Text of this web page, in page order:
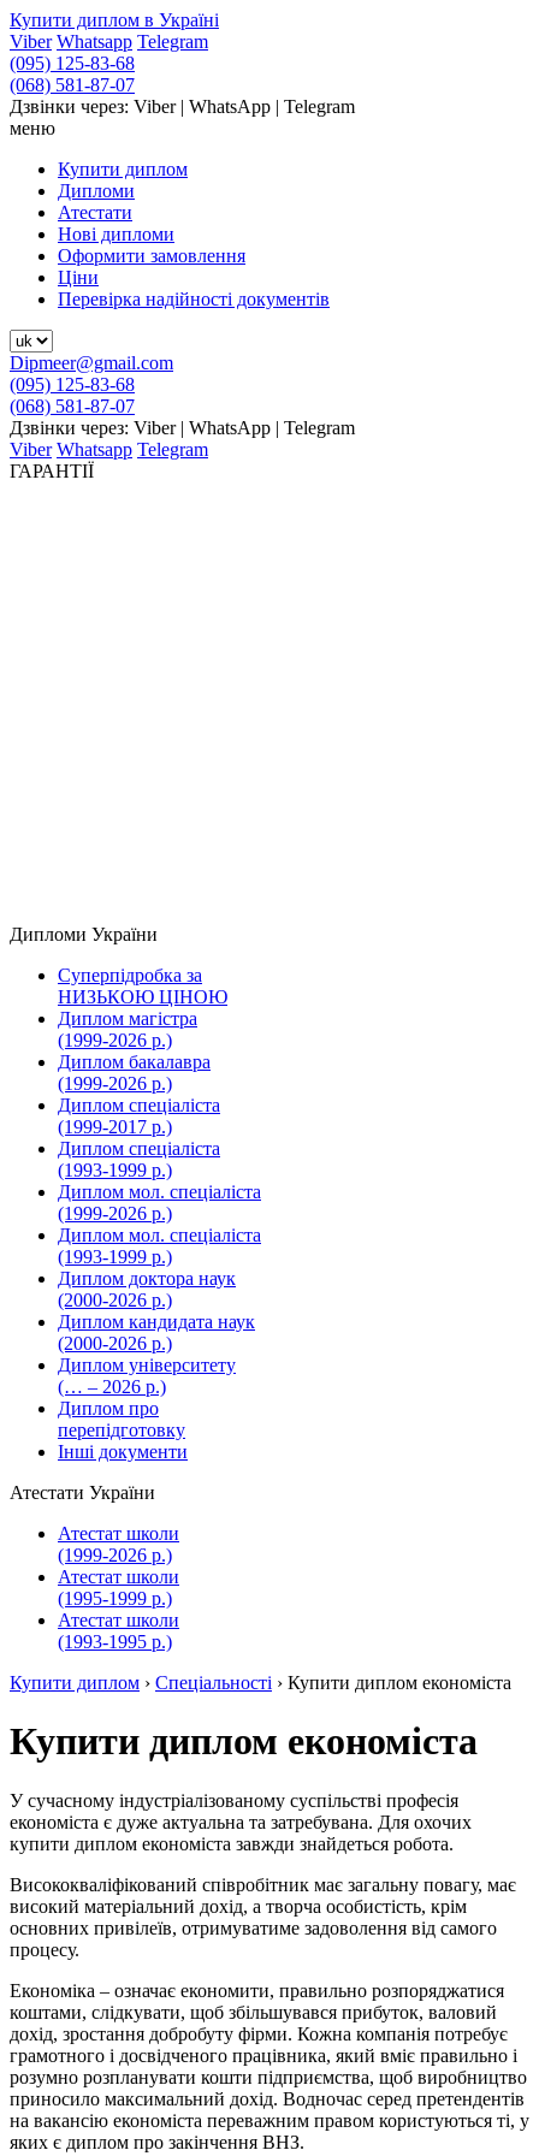
Купити диплом в Україні
Viber Whatsapp Telegram
(095) 125-83-68
(068) 581-87-07
Дзвінки через: Viber | WhatsApp | Telegram
меню
Купити диплом
Дипломи
Атестати
Нові дипломи
Оформити замовлення
Ціни
Перевірка надійності документів
Dipmeer@gmail.com
(095) 125-83-68
(068) 581-87-07
Дзвінки через: Viber | WhatsApp | Telegram
Viber Whatsapp Telegram
ГАРАНТІЇ
Дипломи України
Суперпідробка за
НИЗЬКОЮ ЦІНОЮ
Диплом магістра
(1999-2026 р.)
Диплом бакалавра
(1999-2026 р.)
Диплом спеціаліста
(1999-2017 р.)
Диплом спеціаліста
(1993-1999 р.)
Диплом мол. спеціаліста
(1999-2026 р.)
Диплом мол. спеціаліста
(1993-1999 р.)
Диплом доктора наук
(2000-2026 р.)
Диплом кандидата наук
(2000-2026 р.)
Диплом університету
(… – 2026 р.)
Диплом про
перепідготовку
Інші документи
Атестати України
Атестат школи
(1999-2026 р.)
Атестат школи
(1995-1999 р.)
Атестат школи
(1993-1995 р.)
Купити диплом › Спеціальності › Купити диплом економіста
Купити диплом економіста
У сучасному індустріалізованому суспільстві професія
економіста є дуже актуальна та затребувана. Для охочих
купити диплом економіста завжди знайдеться робота.
Висококваліфікований співробітник має загальну повагу, має
високий матеріальний дохід, а творча особистість, крім
основних привілеїв, отримуватиме задоволення від самого
процесу.
Економіка – означає економити, правильно розпоряджатися
коштами, слідкувати, щоб збільшувався прибуток, валовий
дохід, зростання добробуту фірми. Кожна компанія потребує
грамотного і досвідченого працівника, який вміє правильно і
розумно розпланувати кошти підприємства, щоб виробництво
приносило максимальний дохід. Водночас серед претендентів
на вакансію економіста переважним правом користуються ті, у
яких є диплом про закінчення ВНЗ.